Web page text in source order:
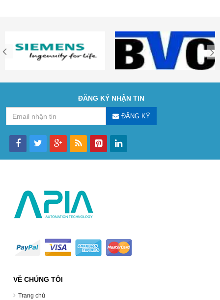
ĐĂNG KÝ NHẬN TIN
ĐĂNG KÝ
VỀ CHÚNG TÔI
Trang chủ